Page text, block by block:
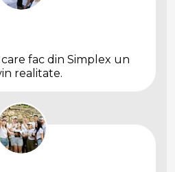
fac din Simplex un
realitate.